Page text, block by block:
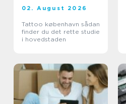
02. August 2026
Tattoo københavn sådan
finder du det rette studie
i hovedstaden